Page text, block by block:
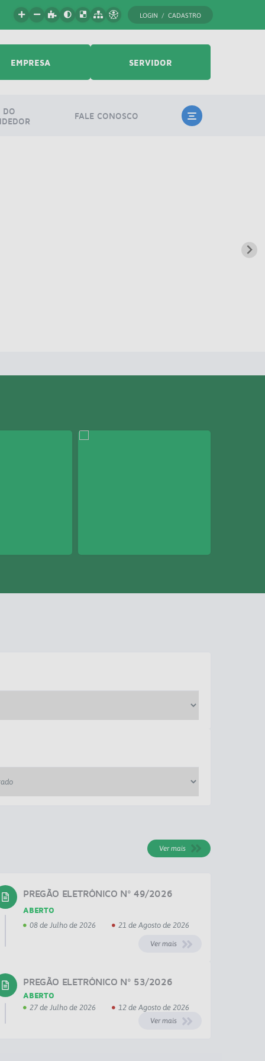
LOGIN / CADASTRO
EMPRESA SERVIDOR
DO
FALE CONOSCO
Ver mais
PREGÃO ELETRÔNICO Nº 49/2026
ABERTO
08 de Julho de 2026 21 de Agosto de 2026
Ver mais
PREGÃO ELETRÔNICO Nº 53/2026
ABERTO
27 de Julho de 2026 12 de Agosto de 2026
Ver mais